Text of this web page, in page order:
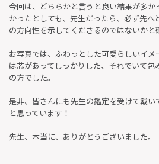
今回は、どちらかと言うと良い結果が多か
かったとしても、先生だったら、必ず先へ
の方向性を示してくださるのではないかと
お写真では、ふわっとした可愛らしいイ
は芯があってしっかりした、それでいて包
の方でした。
是非、皆さんにも先生の鑑定を受けて戴い
と思っています！
先生、本当に、ありがとうございました。